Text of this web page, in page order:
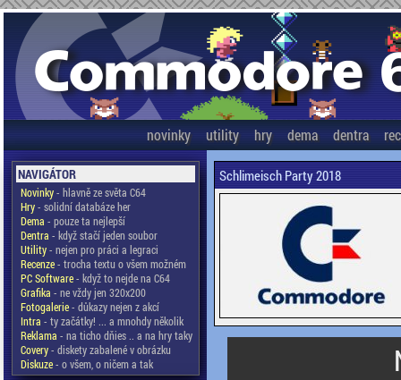
novinky utility hry dema dentra
NAVIGÁTOR
Novinky- hlavně ze světa C64
Hry- solidní databáze her
Dema - pouze ta nejlepší
Dentra - když stačí jeden soubor
Utility- nejen pro práci a legraci
Recenze- trocha textu o všem možném
PC Software- když to nejde na C64
Grafika - ne vždy jen 320x200
Fotogalerie- důkazy nejen z akcí
Intra - ty začátky! ... a mnohdy několik
Reklama - na ticho dňies .. a na hry taky
Covery- diskety zabalené v obrázku
Diskuze- o všem, o ničem a tak
Schlimeisch Party 2018